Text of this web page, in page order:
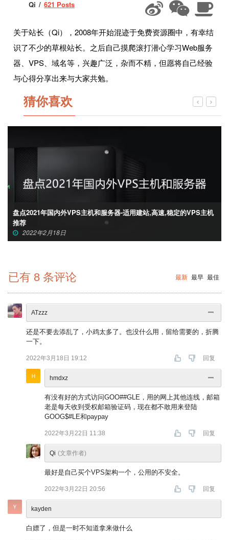
Qi 621 Posts
关于站长（Qi），2008年开始混迹于免费资源圈中，有幸结
识了不少的草根站长。之后自己摸爬滚打潜心学习Web服务
器、VPS、域名等，兴趣广泛，杂而不精，但愿将自己经验
与心得分享出来与大家共勉。
猜你喜欢
盘点2021年国内外VPS主机和服务器-适用建站,高速,稳定的VPS主机
推荐
2022年2月18日
已有 8 条评论 最新 最早 最佳
ATzzz
还是不要去添乱了，小鸡太多了。也没什么用，留给需要的，折腾
一下。
2022年3月18日 19:12 回复
hmdxz
有没有好的方式访问GOO##GLE，用的网上其他连线，邮箱
老是每天收到受权邮箱验证码，现在都不敢用来登陆
GOOG$#LE和paypay
2022年3月22日 11:38 回复
Qi (文章作者)
最好是自己买个VPS架构一个，公用的不安全。
2022年3月22日 20:56 回复
kayden
白嫖了，但是一时不知道拿来做什么